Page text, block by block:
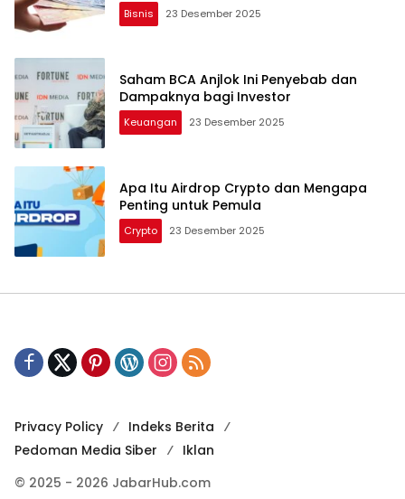
Bisnis 23 Desember 2025
Saham BCA Anjlok Ini Penyebab dan
Dampaknya bagi Investor
Keuangan 23 Desember 2025
Apa Itu Airdrop Crypto dan Mengapa
Penting untuk Pemula
Crypto 23 Desember 2025
Privacy Policy
Indeks Berita
Pedoman Media Siber
Iklan
© 2025 - 2026 JabarHub.com